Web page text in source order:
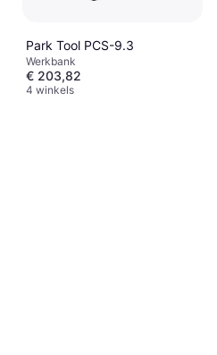
Park Tool PCS-9.3
Werkbank
€ 203,82
4 winkels